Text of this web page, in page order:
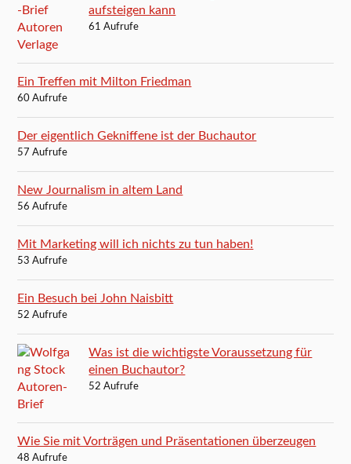
aufsteigen kann
61 Aufrufe
Ein Treffen mit Milton Friedman
60 Aufrufe
Der eigentlich Gekniffene ist der Buchautor
57 Aufrufe
New Journalism in altem Land
56 Aufrufe
Mit Marketing will ich nichts zu tun haben!
53 Aufrufe
Ein Besuch bei John Naisbitt
52 Aufrufe
Was ist die wichtigste Voraussetzung für
einen Buchautor?
52 Aufrufe
Wie Sie mit Vorträgen und Präsentationen überzeugen
48 Aufrufe